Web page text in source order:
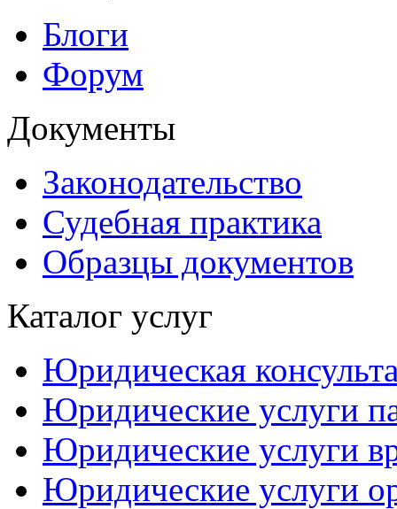
Блоги
Форум
Документы
Законодательство
Судебная практика
Образцы документов
Каталог услуг
Юридическая
Юридические услуги
Юридические услуги
Юридические услуги